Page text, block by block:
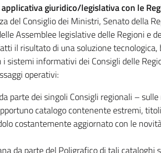
giuridico/legislativa con le
del Consiglio dei Ministri, Senato della
Assemblee legislative delle Regioni e
il risultato di una soluzione
sistemi informativi dei Consigli delle
operativi:
parte dei singoli Consigli regionali –
catalogo contenente estremi,
costantemente aggiornato con le
da parte del Poligrafico di tali cataloghi